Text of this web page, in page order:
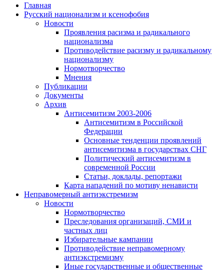
Главная
Русский национализм и ксенофобия
Новости
Проявления расизма и радикального
национализма
Противодействие расизму и радикальному
национализму
Нормотворчество
Мнения
Публикации
Документы
Архив
Антисемитизм 2003-2006
Антисемитизм в Российской
Федерации
Основные тенденции проявлений
антисемитизма в государствах СНГ
Политический антисемитизм в
современной России
Статьи, доклады, репортажи
Карта нападений по мотиву ненависти
Неправомерный антиэкстремизм
Новости
Нормотворчество
Преследования организаций, СМИ и
частных лиц
Избирательные кампании
Противодействие неправомерному
антиэкстремизму
Иные государственные и общественные